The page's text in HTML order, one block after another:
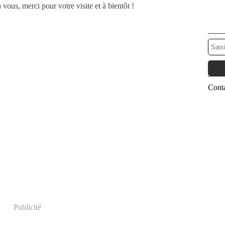
vous, merci pour votre visite et à bientôt !
Publicité